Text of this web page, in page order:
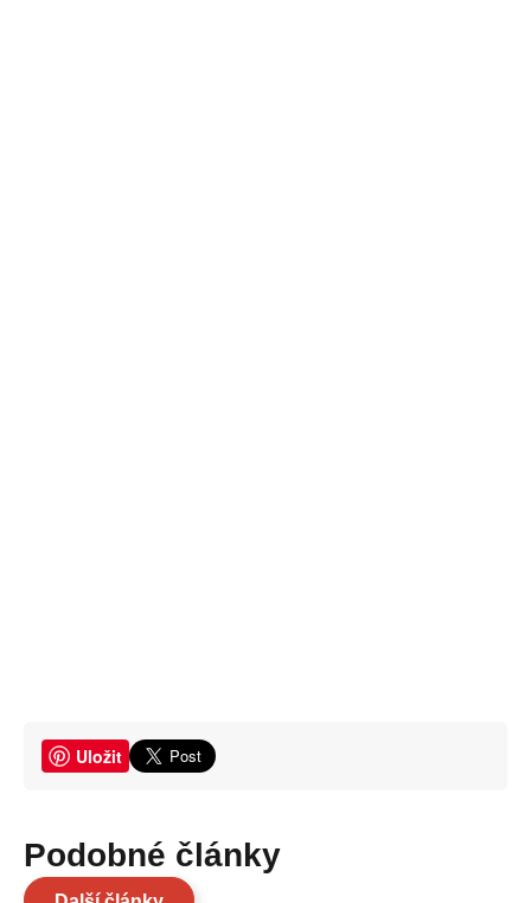
Uložit
Podobné články